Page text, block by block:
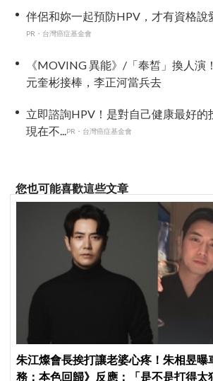
伴侶和妳一起預防HPV，才有資格說
PR・台灣癌症基金會
《MOVING 異能》/「奉皙」換人演
元奎彬接棒，李正河當兵去
立即諮詢HPV！是對自己健康最好的
現在不...PR・台灣癌症基金會
您也可能喜歡這些文章
朱江燦會長挨打讓老婆心疼！朱相昱曝
務：本色回歸》反應：「是不是打得太